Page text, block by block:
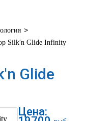
>
Silk′n Glide Infinity
Glide
Цена: